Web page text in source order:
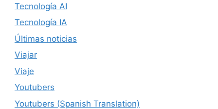
Tecnología AI
Tecnología IA
Últimas noticias
Viajar
Viaje
Youtubers
Youtubers (Spanish Translation)